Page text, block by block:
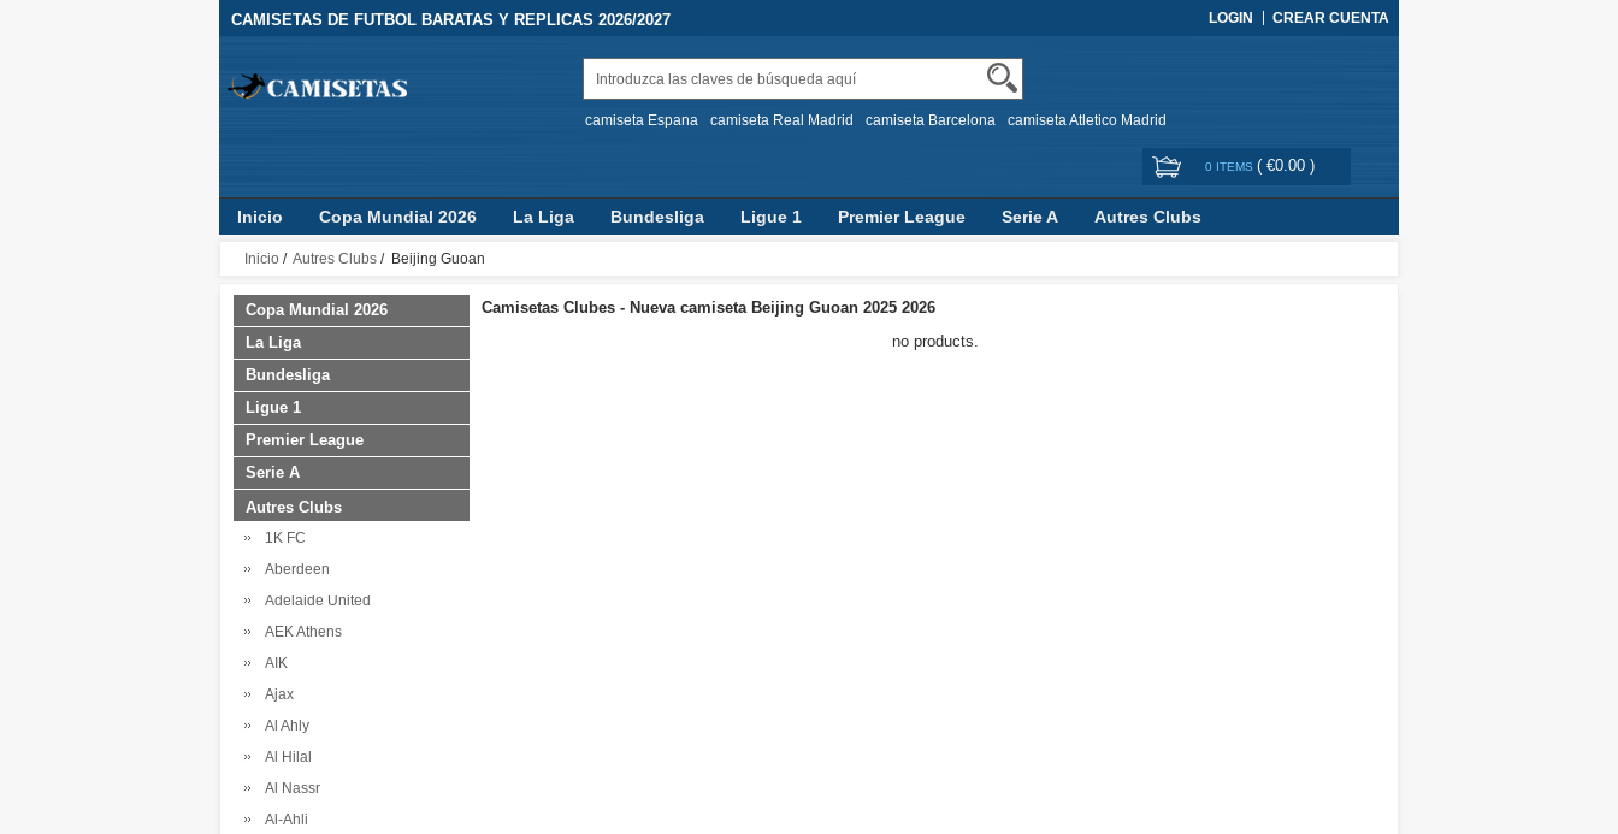
CAMISETAS DE FUTBOL BARATAS Y REPLICAS 2026/2027 LOGIN CREAR CUENTA
camiseta Espana camiseta Real Madrid camiseta Barcelona camiseta Atletico Madrid
0 ITEMS ( €0.00 )
Inicio Copa Mundial 2026 La Liga Bundesliga Ligue 1 Premier League Serie A
Autres Clubs
Camisetas Clubes
Jugador
Inicio / Autres Clubs / Beijing Guoan
Copa Mundial 2026
La Liga
Bundesliga
Ligue 1
Premier League
Serie A
Autres Clubs
1K FC
Aberdeen
Adelaide United
AEK Athens
AIK
Ajax
Al Ahly
Al Hilal
Al Nassr
Al-Ahli
Camisetas Clubes - Nueva camiseta Beijing Guoan 2025 2026
no products.